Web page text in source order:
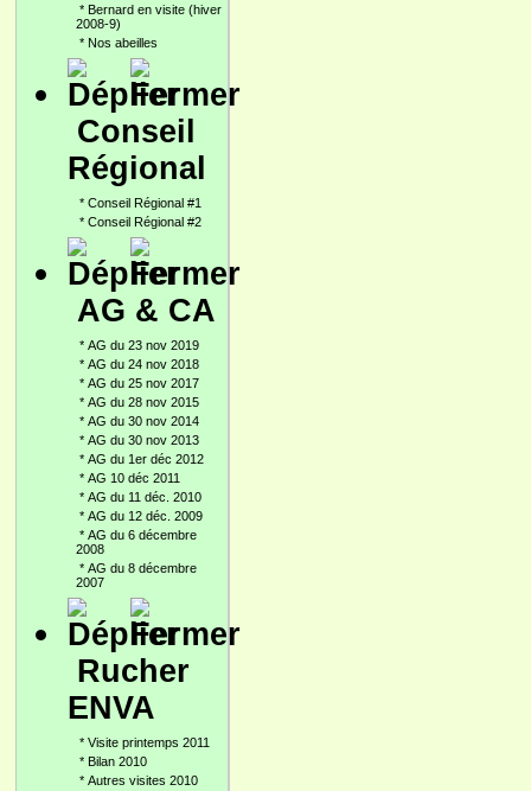
* Bernard en visite (hiver
2008-9)
* Nos abeilles
Conseil
Régional
* Conseil Régional #1
* Conseil Régional #2
AG & CA
* AG du 23 nov 2019
* AG du 24 nov 2018
* AG du 25 nov 2017
* AG du 28 nov 2015
* AG du 30 nov 2014
* AG du 30 nov 2013
* AG du 1er déc 2012
* AG 10 déc 2011
* AG du 11 déc. 2010
* AG du 12 déc. 2009
* AG du 6 décembre
2008
* AG du 8 décembre
2007
Rucher
ENVA
* Visite printemps 2011
* Bilan 2010
* Autres visites 2010